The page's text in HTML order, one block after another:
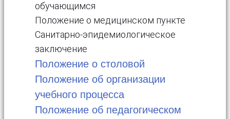
обучающимся
Положение о медицинском пункте
Санитарно-эпидемиологическое
заключение
Положение о столовой
Положение об организации
учебного процесса
Положение об педагогическом